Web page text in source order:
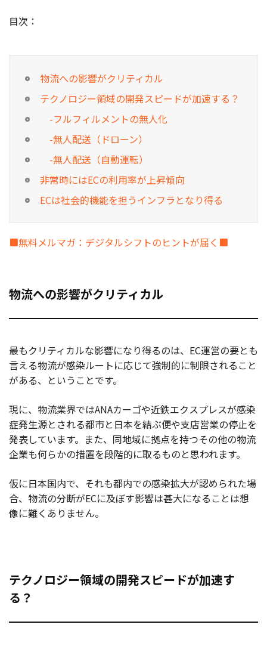
目次：
物流への影響がクリティカル
テクノロジー領域の開発スピードが加速する？
-フルフィルメントの無人化
-無人配送（ドローン）
-無人配送（自動運転）
非常時にはECの利用率が上昇傾向
ECは社会的機能を担うインフラとなり得る
■無料メルマガ：デジタルシフトのヒントが届く■
物流への影響がクリティカル
最もクリティカルな影響になり得るのは、EC運営の要とも
言える物流が感染ルートに応じて強制的に制限されること
がある、ということです。
現に、物流業界ではANAカーゴや近鉄エクスプレスが感染
症発生源とされる都市と日本を結ぶ便や支店営業の停止を
発表しています。また、同地域に拠点を持つその他の物流
企業も何らかの措置を段階的に取るものと思われます。
仮に日本国内で、それも都内での感染拡大が認められた場
合、物流の分断がECに及ぼす影響は甚大になることは想
像に難くありません。
テクノロジー領域の開発スピードが加速す
る？